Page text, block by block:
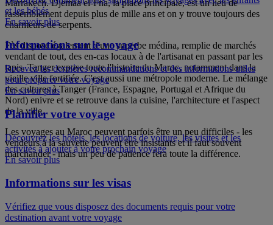
Marrakech. Djemaa el-Fna, la place principale, est un lieu de
rassemblement depuis plus de mille ans et on y trouve toujours des
charmeurs de serpents.
Fès dispose également d'une superbe médina, remplie de marchés
vendant de tout, des en-cas locaux à de l'artisanat en passant par les
tapis. Tanger expose toute l'histoire du Maroc, notamment dans la
vieille ville fortifiée. C'est aussi une métropole moderne. Le mélange
des cultures à Tanger (France, Espagne, Portugal et Afrique du
Nord) enivre et se retrouve dans la cuisine, l'architecture et l'aspect
de la ville.
Les voyages au Maroc peuvent parfois être un peu difficiles - les
vendeurs à la sauvette peuvent être insistants et il faut souvent
marchander - mais un peu de patience fera toute la différence.
et les bébés
En savoir plus
Informations sur le voyage
Recevez les dernières recommandations et des informations utiles
pour préparer votre voyage
En savoir plus
Planifier votre voyage
Découvrez les hôtels, les locations de voiture, les visites et les
activités à ajouter à votre prochain voyage
En savoir plus
Informations sur les visas
Vérifiez que vous disposez des documents requis pour votre
destination avant votre voyage